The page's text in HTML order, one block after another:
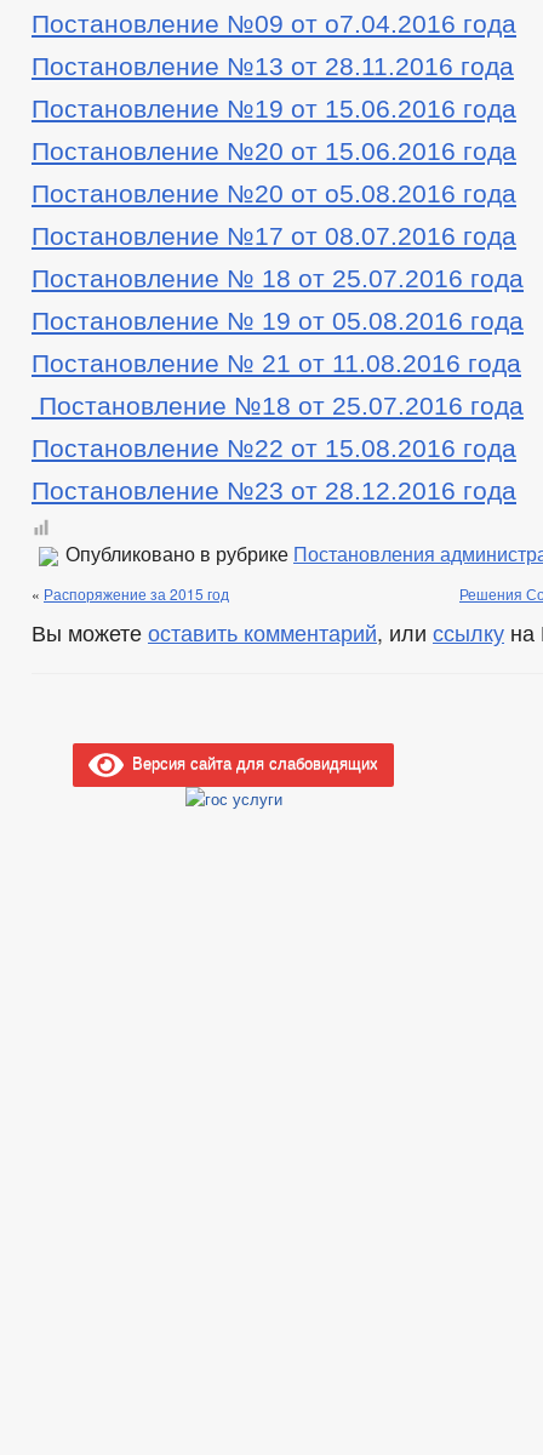
Постановление №09 от о7.04.2016 года
Постановление №13 от 28.11.2016 года
Постановление №19 от 15.06.2016 года
Постановление №20 от 15.06.2016 года
Постановление №20 от о5.08.2016 года
Постановление №17 от 08.07.2016 года
Постановление № 18 от 25.07.2016 года
Постановление № 19 от 05.08.2016 года
Постановление № 21 от 11.08.2016 года
Постановление №18 от 25.07.2016 года
Постановление №22 от 15.08.2016 года
Постановление №23 от 28.12.2016 года
Опубликовано в рубрике Постановления
« Распоряжение за 2015 год Решения
Вы можете оставить комментарий, или ссылку на
Версия сайта для слабовидящих